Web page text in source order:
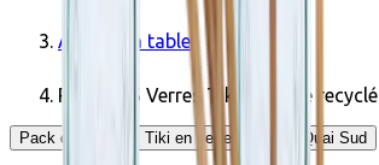
Arts de la table
Pack de 6 Verres Tiki en verre recyclé
Pack de 6 Verres Tiki en verre recyclé - Quai Sud